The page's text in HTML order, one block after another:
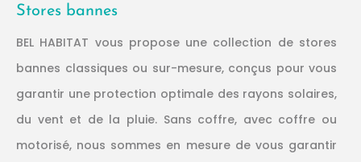
Stores bannes
BEL HABITAT vous propose une collection de stores
bannes classiques ou sur-mesure, conçus pour vous
garantir une protection optimale des rayons solaires,
du vent et de la pluie. Sans coffre, avec coffre ou
motorisé, nous sommes en mesure de vous garantir